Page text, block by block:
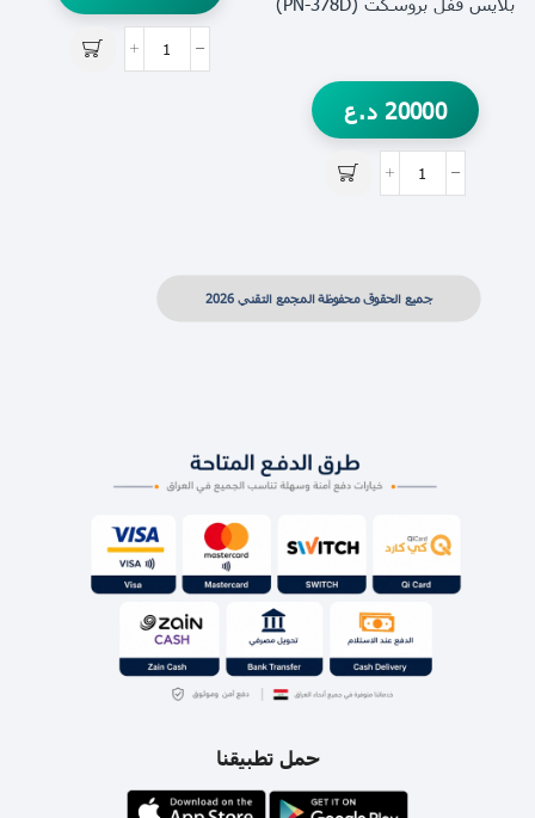
20000 د.ع
جميع الحقوق محفوظة المجمع التقني 2026
حمل تطبيقنا